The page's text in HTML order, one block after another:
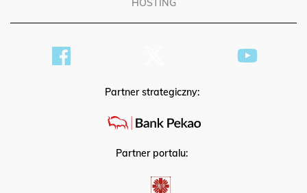
HOSTING
Partner strategiczny:
Partner portalu: